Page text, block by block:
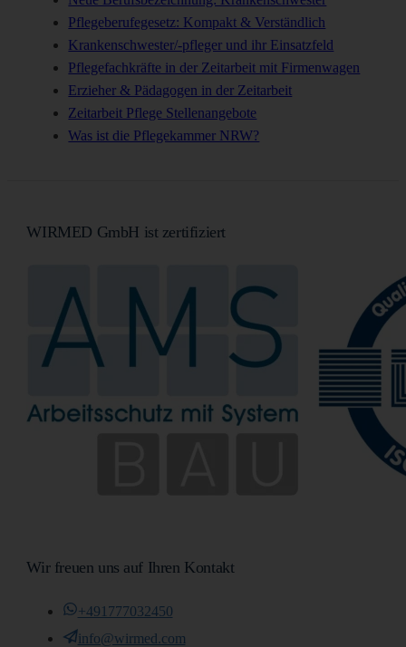
Pflegeberufegesetz: Kompakt & Verständlich
Krankenschwester/-pfleger und ihr Einsatzfeld
Pflegefachkräfte in der Zeitarbeit mit Firmenwagen
Erzieher & Pädagogen in der Zeitarbeit
Zeitarbeit Pflege Stellenangebote
Was ist die Pflegekammer NRW?
WIRMED GmbH ist zertifiziert
Wir freuen uns auf Ihren Kontakt
+491777032450
info@wirmed.com